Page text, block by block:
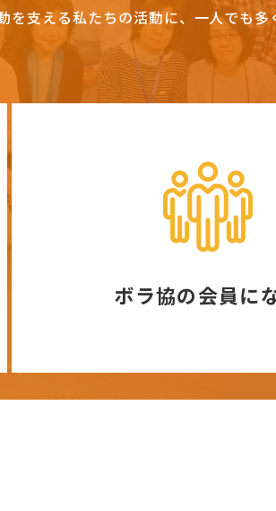
を支える私たちの活動に、一人でも多
ボラ協の会員に